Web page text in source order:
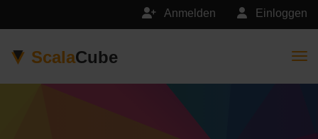
Einloggen
Anmelden
ScalaCube